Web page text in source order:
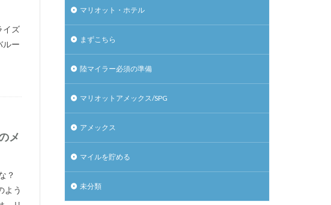
イズ
ルー
メ
？
よう
マリオット・ホテル
まずこちら
陸マイラー必須の準備
マリオットアメックス/SPG
アメックス
マイルを貯める
未分類